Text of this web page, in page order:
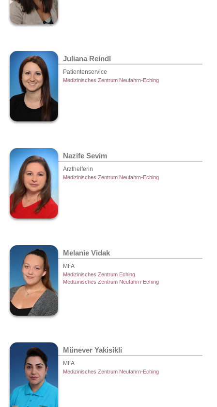
Juliana Reindl
Patientenservice
Medizinisches Zentrum Neufahrn-Eching
Nazife Sevim
Arzthelferin
Medizinisches Zentrum Neufahrn-Eching
Melanie Vidak
MFA
Medizinisches Zentrum Eching
Medizinisches Zentrum Neufahrn-Eching
Münever Yakisikli
MFA
Medizinisches Zentrum Neufahrn-Eching